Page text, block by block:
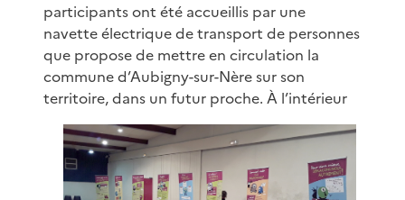
participants ont été accueillis par une
navette électrique de transport de personnes
que propose de mettre en circulation la
commune d’Aubigny-sur-Nère sur son
territoire, dans un futur proche. À l’intérieur